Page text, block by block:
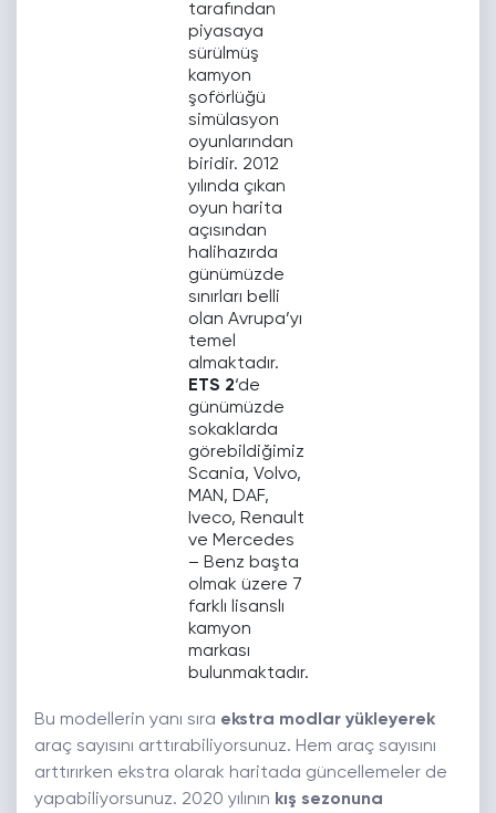
tarafından
piyasaya
sürülmüş
kamyon
şoförlüğü
simülasyon
oyunlarından
biridir. 2012
yılında çıkan
oyun harita
açısından
halihazırda
günümüzde
sınırları belli
olan Avrupa’yı
temel
almaktadır.
ETS 2‘de
günümüzde
sokaklarda
görebildiğimiz
Scania, Volvo,
MAN, DAF,
Iveco, Renault
ve Mercedes
– Benz başta
olmak üzere 7
farklı lisanslı
kamyon
markası
bulunmaktadır.
Bu modellerin yanı sıra ekstra modlar yükleyerek
araç sayısını arttırabiliyorsunuz. Hem araç sayısını
arttırırken ekstra olarak haritada güncellemeler de
yapabiliyorsunuz. 2020 yılının kış sezonuna